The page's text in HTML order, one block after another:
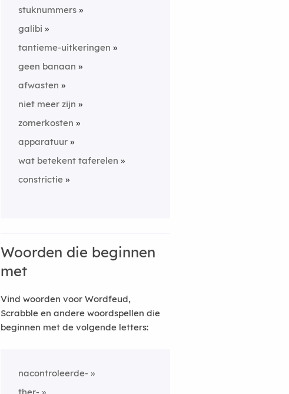
stuknummers
galibi
tantieme-uitkeringen
geen banaan
afwasten
niet meer zijn
zomerkosten
apparatuur
wat betekent taferelen
constrictie
Woorden die beginnen
met
Vind woorden voor Wordfeud,
Scrabble en andere woordspellen die
beginnen met de volgende letters:
nacontroleerde-